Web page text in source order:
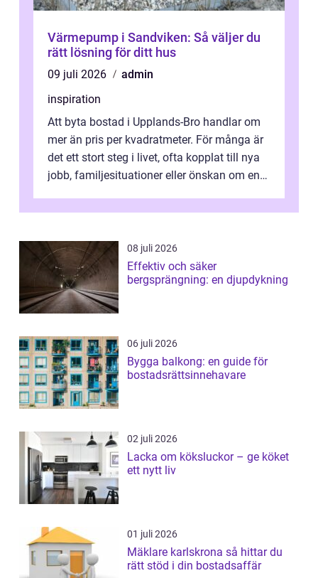
Värmepump i Sandviken: Så väljer du
rätt lösning för ditt hus
09 juli 2026
admin
inspiration
Att byta bostad i Upplands-Bro handlar om
mer än pris per kvadratmeter. För många är
det ett stort steg i livet, ofta kopplat till nya
jobb, familjesituationer eller önskan om en
08 juli 2026
Effektiv och säker
bergsprängning: en djupdykning
06 juli 2026
Bygga balkong: en guide för
bostadsrättsinnehavare
02 juli 2026
Lacka om köksluckor – ge köket
ett nytt liv
01 juli 2026
Mäklare karlskrona så hittar du
rätt stöd i din bostadsaffär